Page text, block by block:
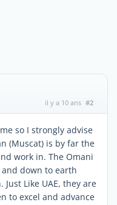
il y a 10 ans #2
so I strongly advise
(Muscat) is by far the
work in. The Omani
down to earth
Like UAE, they are
to excel and advance